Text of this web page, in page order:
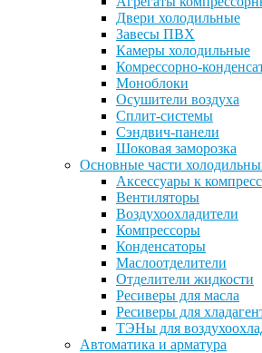
Двери холодильные
Завесы ПВХ
Камеры холодильные
Комрессорно-
Моноблоки
Осушители воздуха
Сплит-системы
Сэндвич-панели
Шоковая заморозка
Основные части
Аксессуары к
Вентиляторы
Воздухоохладители
Компрессоры
Конденсаторы
Маслоотделители
Отделители жидкости
Ресиверы для масла
Ресиверы для
ТЭНы для
Автоматика и арматура